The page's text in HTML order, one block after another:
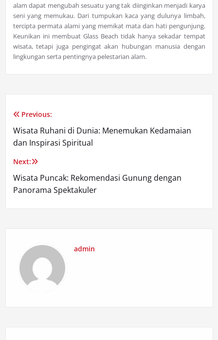
alam dapat mengubah sesuatu yang tak diinginkan menjadi karya
seni yang memukau. Dari tumpukan kaca yang dulunya limbah,
tercipta permata alami yang memikat mata dan hati pengunjung.
Keunikan ini membuat Glass Beach tidak hanya sekadar tempat
wisata, tetapi juga pengingat akan hubungan manusia dengan
lingkungan serta pentingnya pelestarian alam.
Post
navigation
Previous:
Wisata Ruhani di Dunia: Menemukan Kedamaian
dan Inspirasi Spiritual
Next:
Wisata Puncak: Rekomendasi Gunung dengan
Panorama Spektakuler
admin